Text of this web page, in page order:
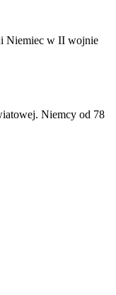
Niemiec w II wojnie
Niemcy od 78